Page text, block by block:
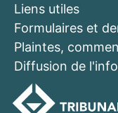
Liens utiles
Formulaires et
Plaintes,
Diffusion de